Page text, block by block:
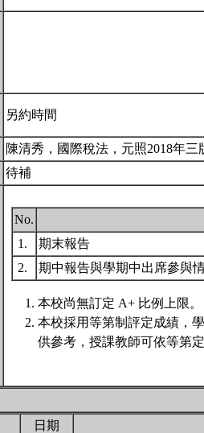
另約時間
陳清秀，國際稅法，元照2018年三
待補
No.
1.
期末報告
2.
期中報告與學期中出席參與
本校尚無訂定 A+ 比例上限。
本校採用等第制評定成績，
供參考，授課教師可依等第
日期